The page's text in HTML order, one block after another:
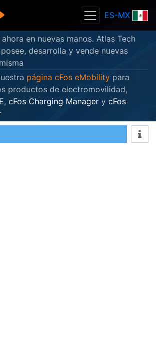
ES-MX
en nuevas manos. Atlas Tech
desarrolla y vende nuevas
página cFos eMobility para
productos de electromovilidad,
, cFos Charging Manager y cFos